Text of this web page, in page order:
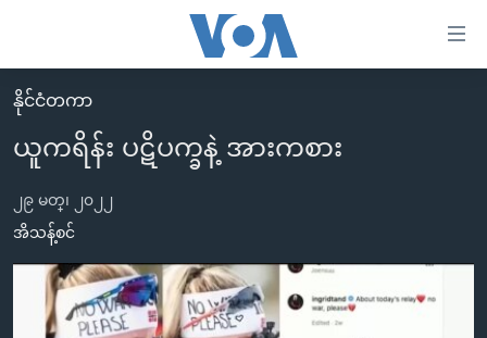
လွယ်ကူ
စေ
သည့်
Link
အကြောင်းအရာ
မူလစာမျက်နှာ
မြန်မာ
နိုင်ငံတကာ
အမေရိကန်
တရုတ်
ဗွီဒီယို
သတင်းလွတ်လပ်ခွင့်
ရပ်ဝန်းတခု လမ်းတခု အလွန်
နိုင်ငံတကာ
ယူကရိန်း ပဋိပက္ခနဲ့ အားကစား
၂၉ မတ္၊ ၂၀၂၂
အိသန့်စင်